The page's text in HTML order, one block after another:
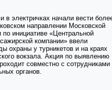
в электричках начали вести
направлении Московской
по инициативе «Центральной
компании» ввели
охраны у турникетов и на краях
вокзала. Акция по выявлению
совместно с сотрудниками
органов.